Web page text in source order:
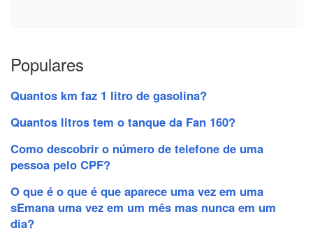
Populares
Quantos km faz 1 litro de gasolina?
Quantos litros tem o tanque da Fan 160?
Como descobrir o número de telefone de uma
pessoa pelo CPF?
O que é o que é que aparece uma vez em uma
sEmana uma vez em um mês mas nunca em um
dia?